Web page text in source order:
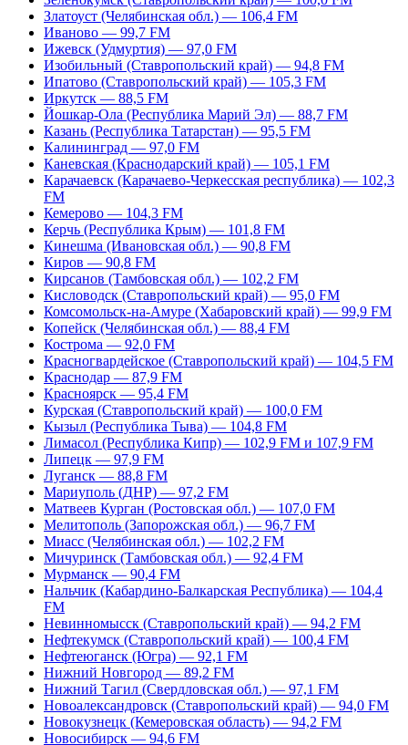
Златоуст (Челябинская обл.) — 106,4 FM
Иваново — 99,7 FM
Ижевск (Удмуртия) — 97,0 FM
Изобильный (Ставропольский край) — 94,8 FM
Ипатово (Ставропольский край) — 105,3 FM
Иркутск — 88,5 FM
Йошкар-Ола (Республика Марий Эл) — 88,7 FM
Казань (Республика Татарстан) — 95,5 FM
Калининград — 97,0 FM
Каневская (Краснодарский край) — 105,1 FM
Карачаевск (Карачаево-Черкесская республика) — 102,3
FM
Кемерово — 104,3 FM
Керчь (Республика Крым) — 101,8 FM
Кинешма (Ивановская обл.) — 90,8 FM
Киров — 90,8 FM
Кирсанов (Тамбовская обл.) — 102,2 FM
Кисловодск (Ставропольский край) — 95,0 FM
Комсомольск-на-Амуре (Хабаровский край) — 99,9 FM
Копейск (Челябинская обл.) — 88,4 FM
Кострома — 92,0 FM
Красногвардейское (Ставропольский край) — 104,5 FM
Краснодар — 87,9 FM
Красноярск — 95,4 FM
Курская (Ставропольский край) — 100,0 FM
Кызыл (Республика Тыва) — 104,8 FM
Лимасол (Республика Кипр) — 102,9 FM и 107,9 FM
Липецк — 97,9 FM
Луганск — 88,8 FM
Мариуполь (ДНР) — 97,2 FM
Матвеев Курган (Ростовская обл.) — 107,0 FM
Мелитополь (Запорожская обл.) — 96,7 FM
Миасс (Челябинская обл.) — 102,2 FM
Мичуринск (Тамбовская обл.) — 92,4 FM
Мурманск — 90,4 FM
Нальчик (Кабардино-Балкарская Республика) — 104,4
FM
Невинномысск (Ставропольский край) — 94,2 FM
Нефтекумск (Ставропольский край) — 100,4 FM
Нефтеюганск (Югра) — 92,1 FM
Нижний Новгород — 89,2 FM
Нижний Тагил (Свердловская обл.) — 97,1 FM
Новоалександровск (Ставропольский край) — 94,0 FM
Новокузнецк (Кемеровская область) — 94,2 FM
Новосибирск — 94,6 FM